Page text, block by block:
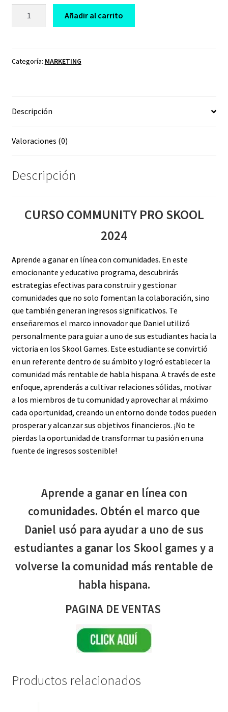
2024
Añadir al carrito
Categoría: MARKETING
Descripción
Valoraciones (0)
Descripción
CURSO COMMUNITY PRO SKOOL
2024
Aprende a ganar en línea con comunidades. En este
emocionante y educativo programa, descubrirás
estrategias efectivas para construir y gestionar
comunidades que no solo fomentan la colaboración, sino
que también generan ingresos significativos. Te
enseñaremos el marco innovador que Daniel utilizó
personalmente para guiar a uno de sus estudiantes hacia la
victoria en los Skool Games. Este estudiante se convirtió
en un referente dentro de su ámbito y logró establecer la
comunidad más rentable de habla hispana. A través de este
enfoque, aprenderás a cultivar relaciones sólidas, motivar
a los miembros de tu comunidad y aprovechar al máximo
cada oportunidad, creando un entorno donde todos pueden
prosperar y alcanzar sus objetivos financieros. ¡No te
pierdas la oportunidad de transformar tu pasión en una
fuente de ingresos sostenible!
Aprende a ganar en línea con
comunidades. Obtén el marco que
Daniel usó para ayudar a uno de sus
estudiantes a ganar los Skool games y a
volverse la comunidad más rentable de
habla hispana.
PAGINA DE VENTAS
Productos relacionados